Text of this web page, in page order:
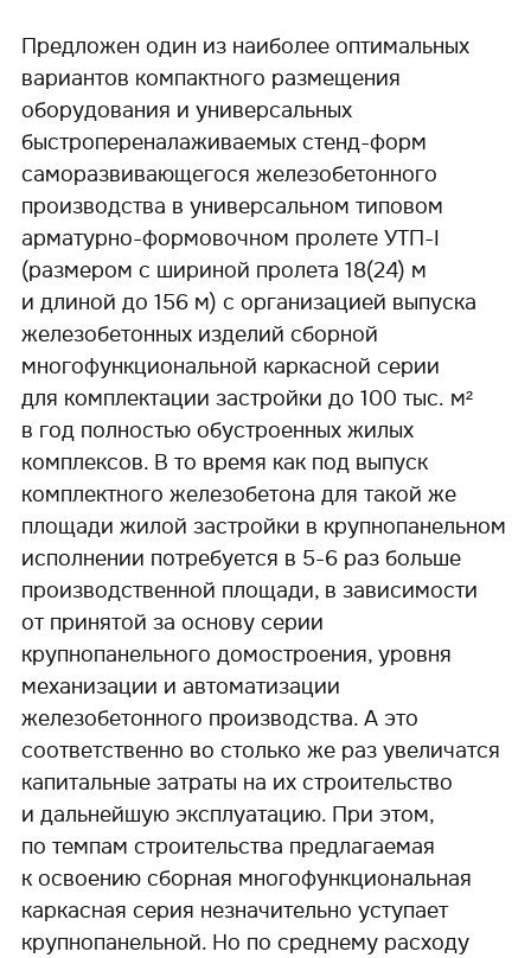
Предложен один из наиболее оптимальных
вариантов компактного размещения
оборудования и универсальных
быстропереналаживаемых стенд-форм
саморазвивающегося железобетонного
производства в универсальном типовом
арматурно-формовочном пролете УТП-I
(размером с шириной пролета 18(24) м
и длиной до 156 м) с организацией выпуска
железобетонных изделий сборной
многофункциональной каркасной серии
для комплектации застройки до 100 тыс. м²
в год полностью обустроенных жилых
комплексов. В то время как под выпуск
комплектного железобетона для такой же
площади жилой застройки в крупнопанельном
исполнении потребуется в 5-6 раз больше
производственной площади, в зависимости
от принятой за основу серии
крупнопанельного домостроения, уровня
механизации и автоматизации
железобетонного производства. А это
соответственно во столько же раз увеличатся
капитальные затраты на их строительство
и дальнейшую эксплуатацию. При этом,
по темпам строительства предлагаемая
к освоению сборная многофункциональная
каркасная серия незначительно уступает
крупнопанельной. Но по среднему расходу